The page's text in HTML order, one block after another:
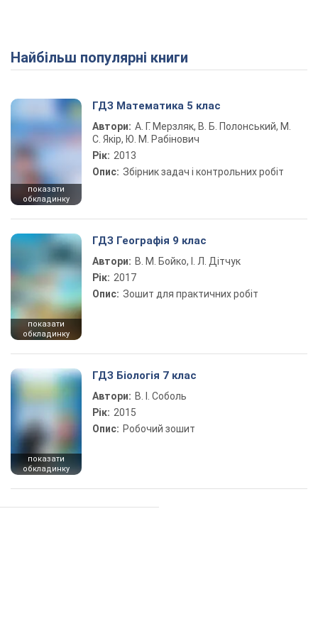
Найбільш популярні книги
показати
обкладинку
ГДЗ Математика 5 клас
Автори: А. Г. Мерзляк, В. Б. Полонський, М.
С. Якір, Ю. М. Рабінович
Рік: 2013
Опис: Збірник задач і контрольних робіт
показати
обкладинку
ГДЗ Географія 9 клас
Автори: В. М. Бойко, І. Л. Дітчук
Рік: 2017
Опис: Зошит для практичних робіт
показати
обкладинку
ГДЗ Біологія 7 клас
Автори: В. І. Соболь
Рік: 2015
Опис: Робочий зошит